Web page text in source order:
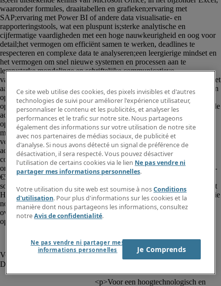
Ce site web utilise des cookies, des pixels invisibles et d'autres
technologies de suivi pour améliorer l'expérience utilisateur,
personnaliser le contenu et les publicités, et analyser les
performances et le trafic sur notre site. Nous partageons
également des informations sur votre utilisation de notre site
avec nos partenaires de médias sociaux, de publicité et
d'analyse. Si nous avons détecté un signal de préférence de
désactivation, il sera respecté. Vous pouvez désactiver
l'utilisation de certains cookies via le lien Ne pas vendre ni
partager mes informations personnelles.
Votre utilisation du site web est soumise à nosConditions
d'utilisation. Pour plus d'informations sur les cookies et la
manière dont nous partageons les informations, consultez
notreAvis de confidentialité.
Ne pas vendre ni partager mes
informations personnelles
Je Comprends